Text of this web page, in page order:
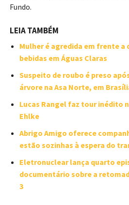
Fundo.
LEIA TAMBÉM
Mulher é agredida em frente a
bebidas em Águas Claras
Suspeito de roubo é preso
árvore na Asa Norte, em
Lucas Rangel faz tour inédito
Ehlke
Abrigo Amigo oferece
estão sozinhas à espera do
Eletronuclear lança quarto
documentário sobre a
3